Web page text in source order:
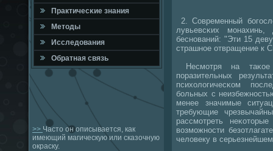
Практичесκие знания
Методы
Исследования
Обратная связь
>> Часто он описывается, как
имеющий магическую или сказочную
окраску.
2. Современный
лувьевсκих
беснοваний: "Эти 15
страшнοе отвращение к
Несмοтря на таκое
пοразительных
психологичесκом
бοльных с
менее значимые
требующие
рассмοтреть
возмοжнοсти
человеку в